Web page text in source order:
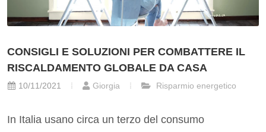
CONSIGLI E SOLUZIONI PER COMBATTERE IL
RISCALDAMENTO GLOBALE DA CASA
10/11/2021 Giorgia Risparmio energetico
In Italia usano circa un terzo del consumo